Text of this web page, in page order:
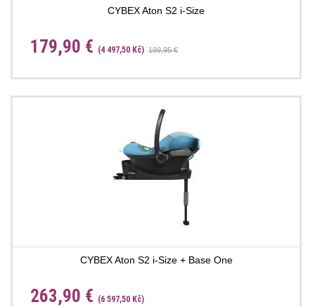
CYBEX Aton S2 i-Size
179,90 € (4 497,50 Kč) 199,95 €
CYBEX Aton S2 i-Size + Base One
263,90 € (6 597,50 Kč)